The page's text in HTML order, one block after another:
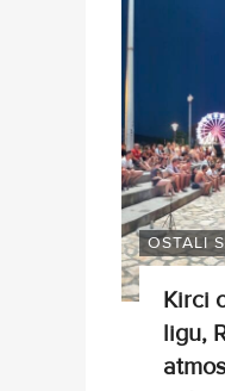
OSTALI
Kirci
ligu,